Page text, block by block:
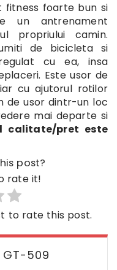
fitness foarte bun si
un antrenament
propriului camin.
de bicicleta si
cu ea, insa
Este usor de
cu ajutorul rotilor
de usor dintr-un loc
mai departe si
calitate/pret este
post?
rate it!
to rate this post.
509